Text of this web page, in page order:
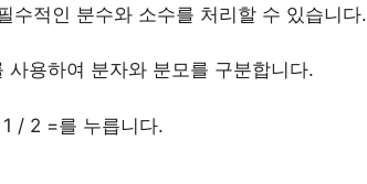
수적인 분수와 소수를 처리할 수 있습니다.
용하여 분자와 분모를 구분합니다.
/ 2 =를 누릅니다.